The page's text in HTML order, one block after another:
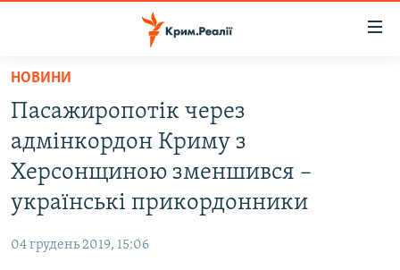
Перейти
основного
матеріалу
Перейти
до
основної
Перейти
ВОДА.КРИМ
ВІДЕО ТА ФОТО
ПОЛІТИКА
ПОГЛЯД
НОВИНИ
Пасажиропотік через
адмінкордон Криму з
Херсонщиною зменшився –
українські прикордонники
04 грудень 2019, 15:06